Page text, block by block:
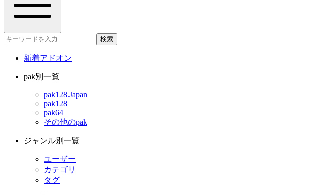
検索
新着アドオン
pak別一覧
pak128.Japan
pak128
pak64
その他のpak
ジャンル別一覧
ユーザー
カテゴリ
タグ